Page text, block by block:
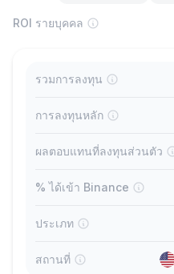
ROI รายบุคคล
รวมการลงทุน
การลงทุนหลัก
ผลตอบแทนที่ลงทุนส่วนตัว
% ได้เข้า Binance
ประเภท
สถานที่